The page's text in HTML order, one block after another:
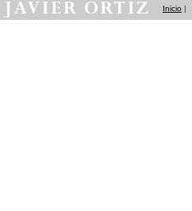
Inicio |